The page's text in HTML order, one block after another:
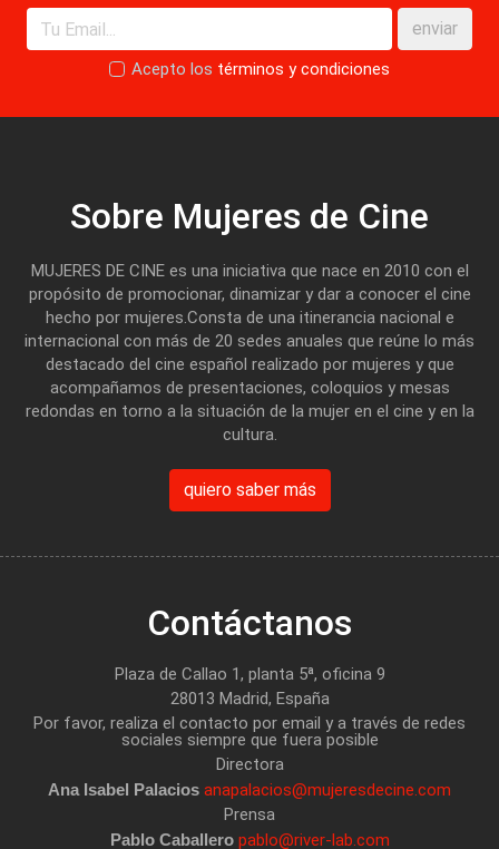
enviar
Acepto los términos y condiciones
Sobre Mujeres de Cine
MUJERES DE CINE es una iniciativa que nace en 2010 con el
propósito de promocionar, dinamizar y dar a conocer el cine
hecho por mujeres.Consta de una itinerancia nacional e
internacional con más de 20 sedes anuales que reúne lo más
destacado del cine español realizado por mujeres y que
acompañamos de presentaciones, coloquios y mesas
redondas en torno a la situación de la mujer en el cine y en la
cultura.
quiero saber más
Contáctanos
Plaza de Callao 1, planta 5ª, oficina 9
28013 Madrid, España
Por favor, realiza el contacto por email y a través de redes
sociales siempre que fuera posible
Directora
Ana Isabel Palacios anapalacios@mujeresdecine.com
Prensa
Pablo Caballero pablo@river-lab.com